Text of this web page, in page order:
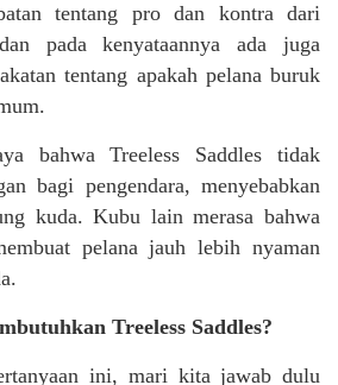
tentang pro dan kontra dari
pada kenyataannya ada juga
tentang apakah pelana buruk
bahwa Treeless Saddles tidak
bagi pengendara, menyebabkan
kuda. Kubu lain merasa bahwa
pelana jauh lebih nyaman
Treeless Saddles?
ini, mari kita jawab dulu